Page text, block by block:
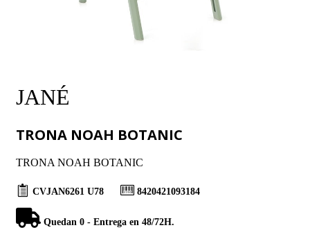
JANÉ
TRONA NOAH BOTANIC
TRONA NOAH BOTANIC
CVJAN6261 U78 8420421093184
Quedan 0 - Entrega en 48/72H.